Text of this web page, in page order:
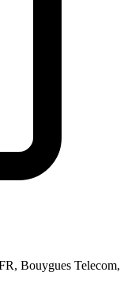
Bouygues Telecom,